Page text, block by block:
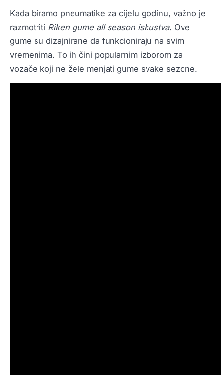
Kada biramo pneumatike za cijelu godinu, važno je
razmotriti Riken gume all season iskustva. Ove
gume su dizajnirane da funkcioniraju na svim
vremenima. To ih čini popularnim izborom za
vozače koji ne žele menjati gume svake sezone.